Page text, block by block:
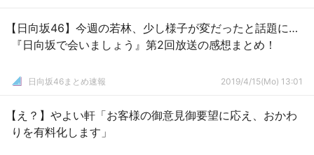
【日向坂46】今週の若林、少し様子が変だったと話題に…
『日向坂で会いましょう』第2回放送の感想まとめ！
日向坂46まとめ速報 2019/4/15(Mo) 13:01
【え？】やよい軒「お客様の御意見御要望に応え、おかわ
りを有料化します」